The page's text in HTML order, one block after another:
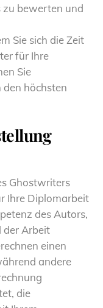
zu bewerten und
Sie sich die Zeit
für Ihre
Sie
den höchsten
Ghostwriters
Ihre Diplomarbeit
des Autors,
der Arbeit
einen
andere
die